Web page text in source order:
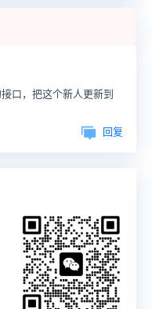
口，把这个新人更新到
回复